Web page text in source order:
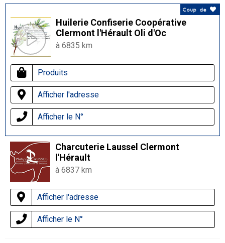
Coup de
Huilerie Confiserie Coopérative
Clermont l'Hérault Oli d'Oc
à 6835 km
Produits
Afficher l'adresse
Afficher le N°
Charcuterie Laussel Clermont
l'Hérault
à 6837 km
Afficher l'adresse
Afficher le N°